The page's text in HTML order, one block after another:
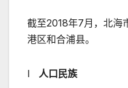
截至2018年7月，北海
港区和合浦县。
l 人口民族